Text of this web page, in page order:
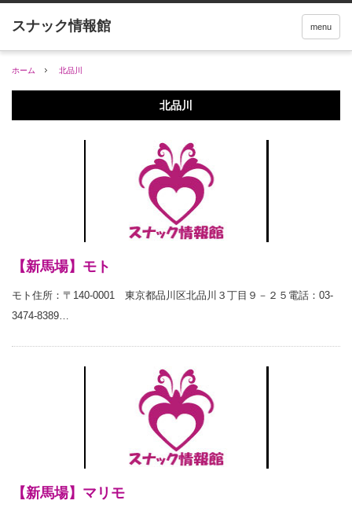
menu
ホーム 北品川
北品川
【新馬場】モト
モト住所：〒140-0001 東京都品川区北品川３丁目９－２５電話：03-
3474-8389…
【新馬場】マリモ